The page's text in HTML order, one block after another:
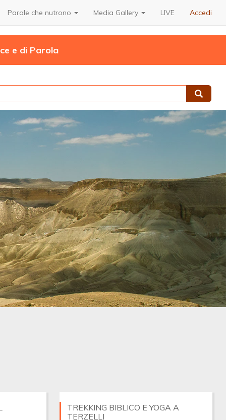
Accedi
Parole che nutrono Media Gallery LIVE
e di Parola
Cerca
TREKKING BIBLICO E YOGA A
TERZELLI